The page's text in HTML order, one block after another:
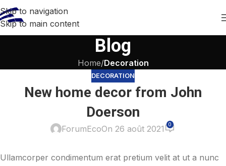
Skip to navigation
Skip to main content
Blog
Home/Decoration
DECORATION
New home decor from John
Doerson
ForumEcoOn 26 août 2021 0
Ullamcorper condimentum erat pretium velit at ut a nunc